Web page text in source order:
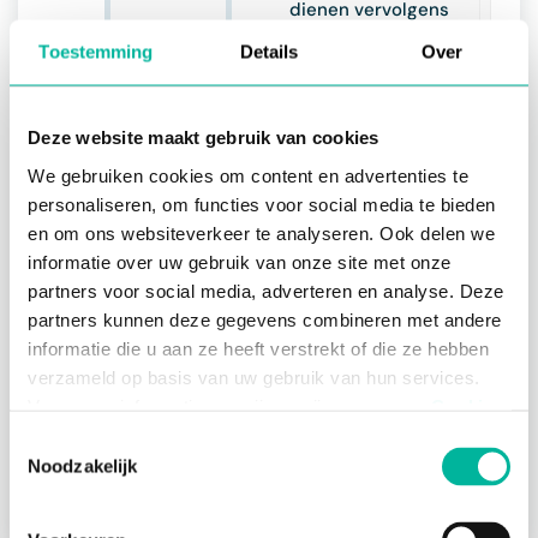
Toestemming Details Over
Deze website maakt gebruik van cookies
We gebruiken cookies om content en advertenties te
personaliseren, om functies voor social media te bieden
en om ons websiteverkeer te analyseren. Ook delen we
informatie over uw gebruik van onze site met onze
partners voor social media, adverteren en analyse. Deze
partners kunnen deze gegevens combineren met andere
informatie die u aan ze heeft verstrekt of die ze hebben
verzameld op basis van uw gebruik van hun services.
functioneren van de website en kunnen niet worden
Noodzakelijk
dienen vervolgens
het formulier in te
Kies voor
deze optie indien je
geen
aanwezigheden of
inschrijvingen aan
de activiteit wenst
te linken.